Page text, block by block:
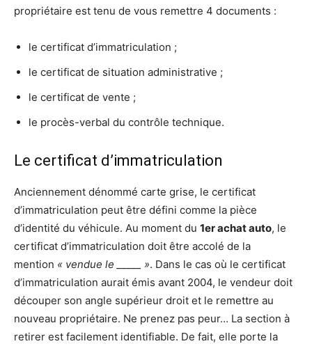
propriétaire est tenu de vous remettre 4 documents :
le certificat d’immatriculation ;
le certificat de situation administrative ;
le certificat de vente ;
le procès-verbal du contrôle technique.
Le certificat d’immatriculation
Anciennement dénommé carte grise, le certificat
d’immatriculation peut être défini comme la pièce
d’identité du véhicule. Au moment du 1er achat auto, le
certificat d’immatriculation doit être accolé de la
mention « vendue le _____ ». Dans le cas où le certificat
d’immatriculation aurait émis avant 2004, le vendeur doit
découper son angle supérieur droit et le remettre au
nouveau propriétaire. Ne prenez pas peur… La section à
retirer est facilement identifiable. De fait, elle porte la